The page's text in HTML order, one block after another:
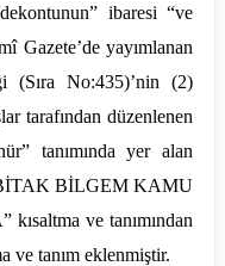
ibaresi “ve
Gazete’de yayımlanan
No:435)’nin (2)
tarafından düzenlenen
tanımında yer alan
BİLGEM KAMU
ve tanımından
ve tanım eklenmiştir.